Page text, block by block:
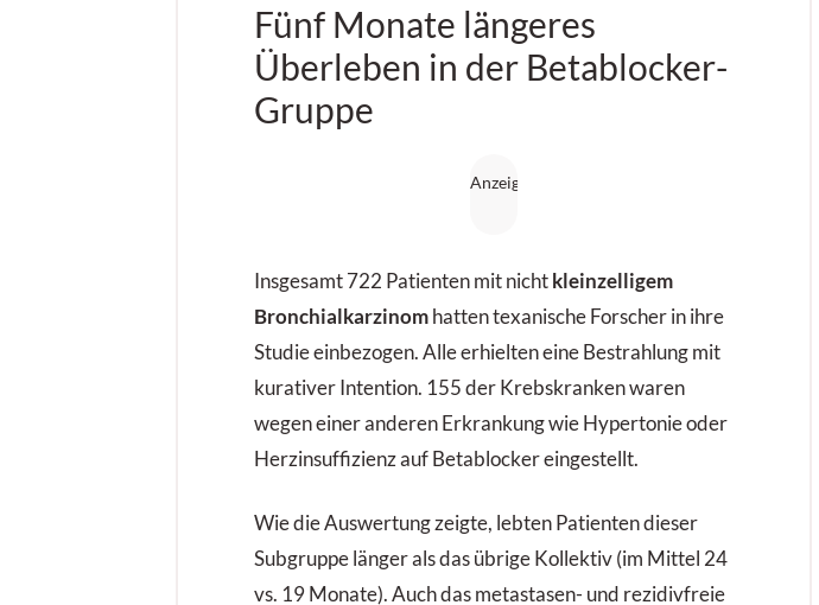
Fünf Monate längeres
Überleben in der Betablocker-
Gruppe
Insgesamt 722 Patienten mit nicht kleinzelligem
Bronchialkarzinom hatten texanische Forscher in ihre
Studie einbezogen. Alle erhielten eine Bestrahlung mit
kurativer Intention. 155 der Krebskranken waren
wegen einer anderen Erkrankung wie Hypertonie oder
Herzinsuffizienz auf Betablocker eingestellt.
Wie die Auswertung zeigte, lebten Patienten dieser
Subgruppe länger als das übrige Kollektiv (im Mittel 24
vs. 19 Monate). Auch das metastasen- und rezidivfreie